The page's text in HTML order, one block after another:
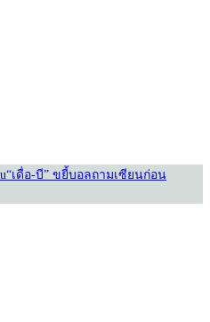
“เดื่อ-บี” ขยี้บอลถามเซียนก่อน